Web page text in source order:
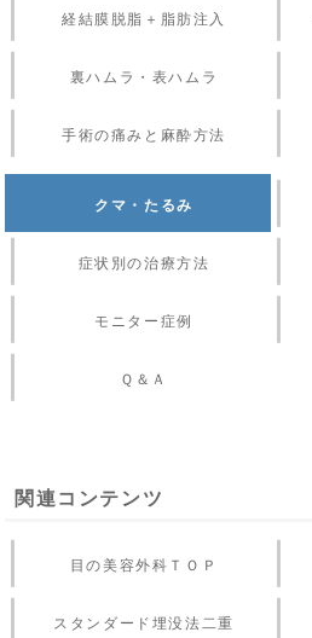
経結膜脱脂＋脂肪注入
裏ハムラ・表ハムラ
手術の痛みと麻酔方法
クマ・たるみ
症状別の治療方法
モニター症例
Ｑ＆Ａ
関連コンテンツ
目の美容外科ＴＯＰ
スタンダード埋没法二重